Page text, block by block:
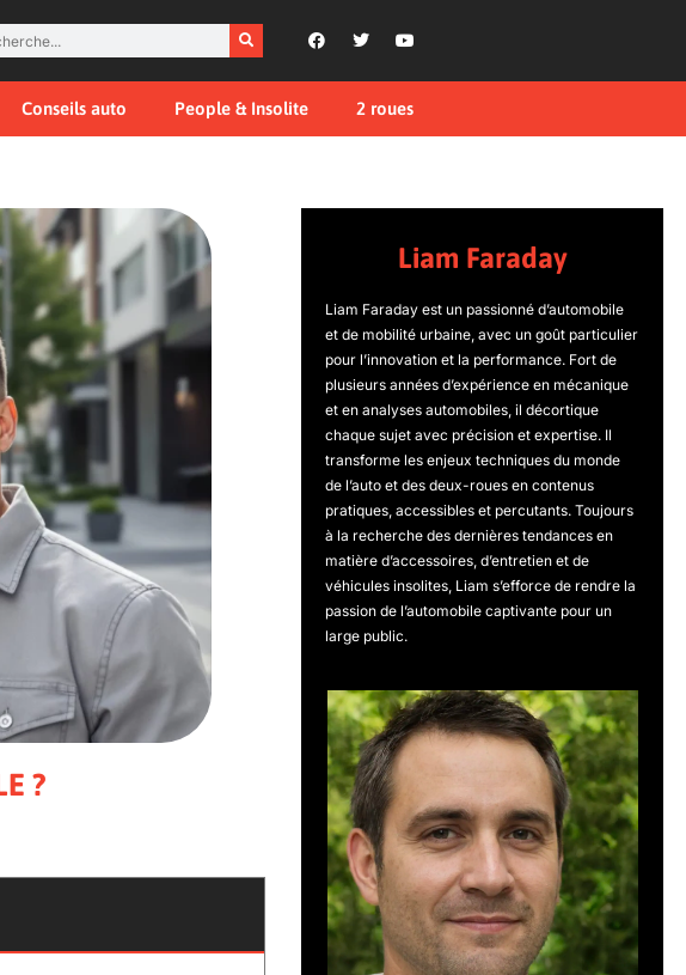
Conseils auto People & Insolite 2 roues
?
Liam Faraday
Liam Faraday est un passionné d’automobile
et de mobilité urbaine, avec un goût particulier
pour l’innovation et la performance. Fort de
plusieurs années d’expérience en mécanique
et en analyses automobiles, il décortique
chaque sujet avec précision et expertise. Il
transforme les enjeux techniques du monde
de l’auto et des deux-roues en contenus
pratiques, accessibles et percutants. Toujours
à la recherche des dernières tendances en
matière d’accessoires, d’entretien et de
véhicules insolites, Liam s’efforce de rendre la
passion de l’automobile captivante pour un
large public.